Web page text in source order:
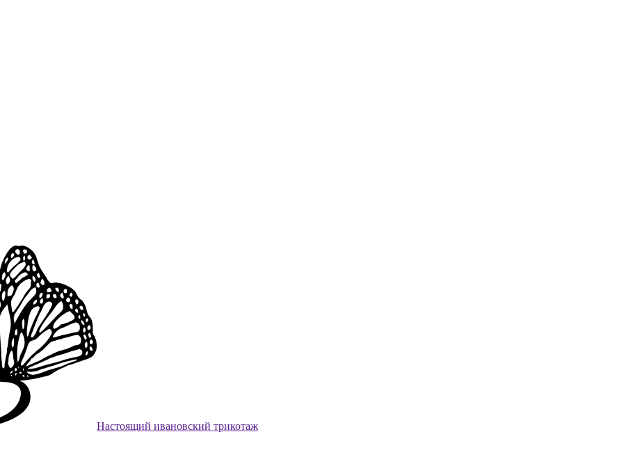
Настоящий ивановский трикотаж